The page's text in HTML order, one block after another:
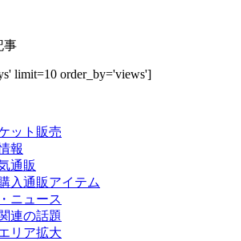
事
limit=10 order_by='views']
ット販売
報
通販
入通販アイテム
ニュース
連の話題
リア拡大